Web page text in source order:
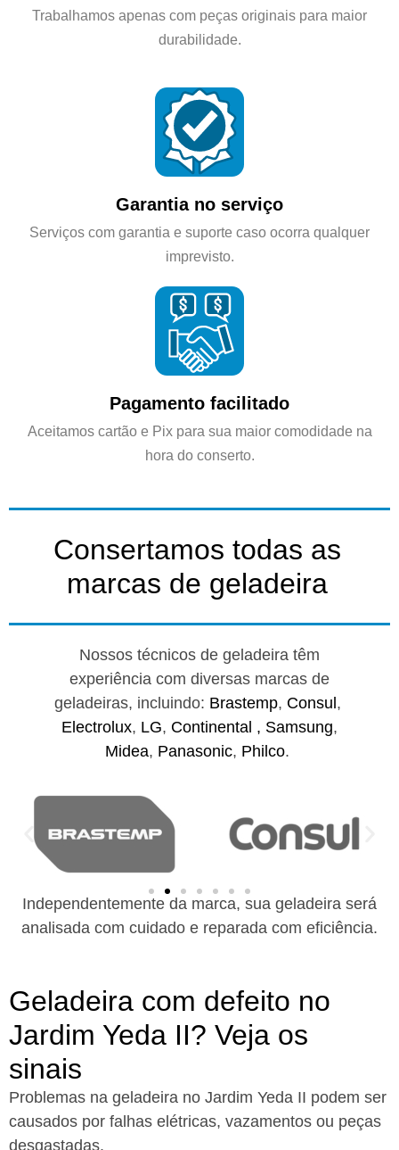
Trabalhamos apenas com peças originais para maior
durabilidade.
Garantia no serviço
Serviços com garantia e suporte caso ocorra qualquer
imprevisto.
Pagamento facilitado
Aceitamos cartão e Pix para sua maior comodidade na
hora do conserto.
Consertamos todas as
marcas de geladeira
Nossos técnicos de geladeira têm
experiência com diversas marcas de
geladeiras, incluindo: Brastemp, Consul ,
Electrolux, LG, Continental , Samsung,
Midea, Panasonic, Philco.
Independentemente da marca, sua geladeira será
analisada com cuidado e reparada com eficiência.
Geladeira com defeito no
Jardim Yeda II? Veja os
sinais
Problemas na geladeira no Jardim Yeda II podem ser
causados por falhas elétricas, vazamentos ou peças
desgastadas.